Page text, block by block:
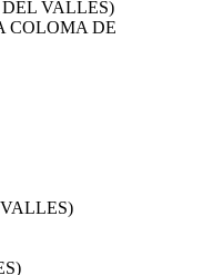
VALLES)
COLOMA DE